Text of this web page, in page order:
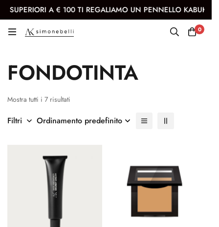
100 TI REGALIAMO UN PENNELLO KABUKI Iscriviti
0
FONDOTINTA
Mostra tutti i 7 risultati
Filtri Ordinamento predefinito